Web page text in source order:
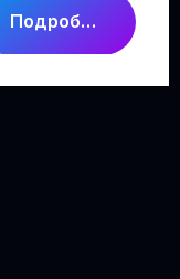
Подробнее